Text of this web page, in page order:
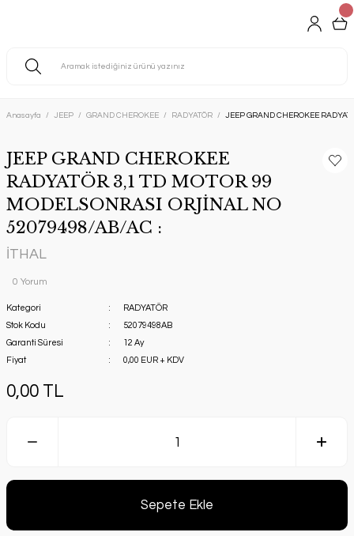
Anasayfa JEEP GRAND CHEROKEE RADYATÖR JEEP GRAND CHEROKEE
JEEP GRAND CHEROKEE
RADYATÖR 3,1 TD MOTOR 99
MODELSONRASI ORJİNAL NO
52079498/AB/AC :
İTHAL
0 Yorum
Kategori
RADYATÖR
Stok Kodu
52079498AB
Garanti Süresi
12 Ay
Fiyat
0,00 EUR + KDV
0,00 TL
Sepete Ekle